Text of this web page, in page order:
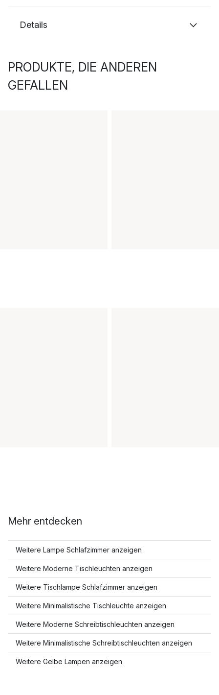
Details
PRODUKTE, DIE ANDEREN
GEFALLEN
Mehr entdecken
Weitere Lampe Schlafzimmer anzeigen
Weitere Moderne Tischleuchten anzeigen
Weitere Tischlampe Schlafzimmer anzeigen
Weitere Minimalistische Tischleuchte anzeigen
Weitere Moderne Schreibtischleuchten anzeigen
Weitere Minimalistische Schreibtischleuchten anzeigen
Weitere Gelbe Lampen anzeigen